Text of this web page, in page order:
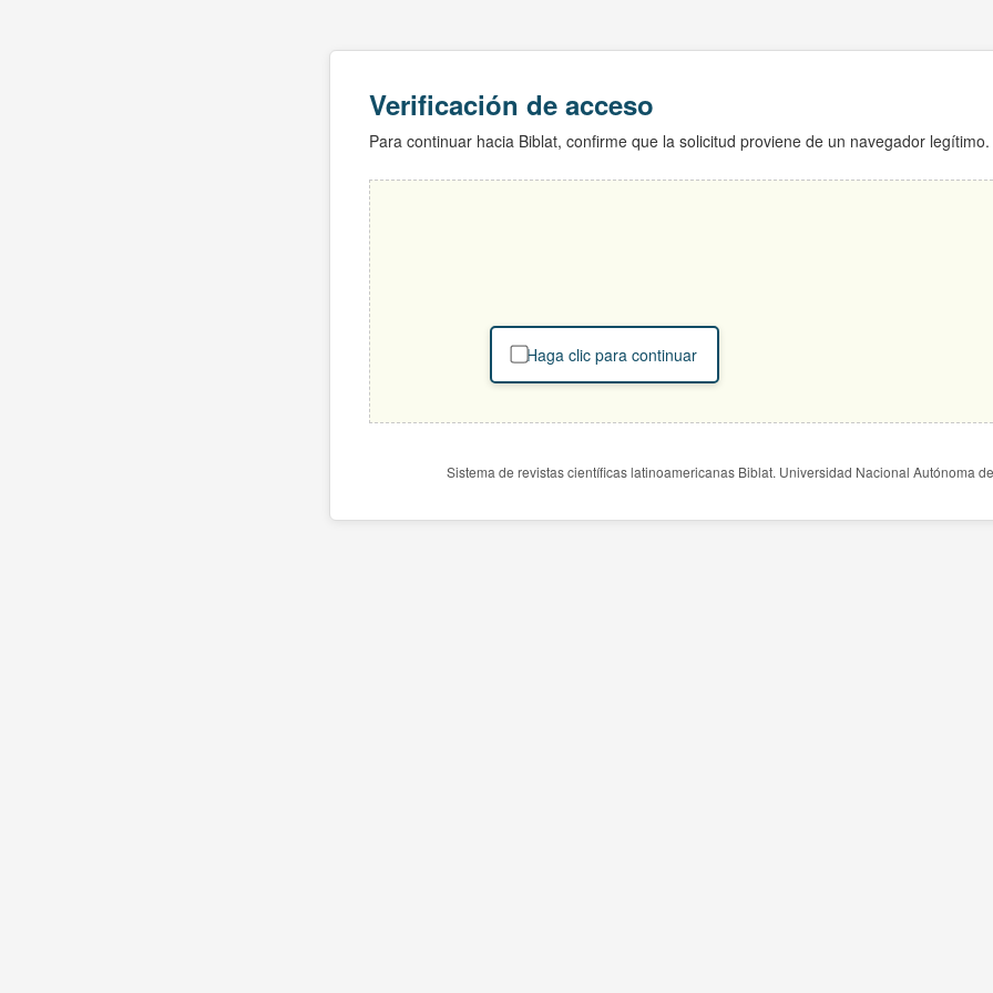
Verificación de acceso
Para continuar hacia Biblat, confirme que la solicitud proviene de un navegador legítimo.
Haga clic para continuar
Sistema de revistas científicas latinoamericanas Biblat. Universidad Nacional Autónoma